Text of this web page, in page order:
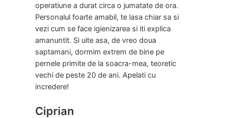
operatiune a durat circa o jumatate de ora.
Personalul foarte amabil, te lasa chiar sa si
vezi cum se face igienizarea si iti explica
amanuntit. Si uite asa, de vreo doua
saptamani, dormim extrem de bine pe
pernele primite de la soacra-mea, teoretic
vechi de peste 20 de ani. Apelati cu
incredere!
Ciprian